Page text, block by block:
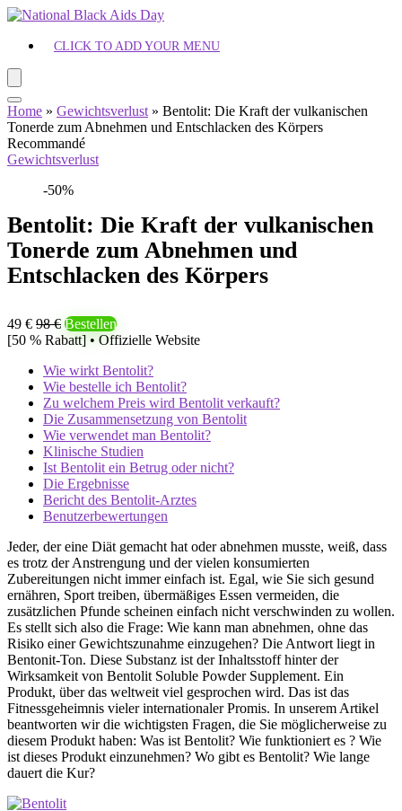
CLICK TO ADD YOUR MENU
Home » Gewichtsverlust » Bentolit: Die Kraft der vulkanischen
Tonerde zum Abnehmen und Entschlacken des Körpers
Recommandé
Gewichtsverlust
-50%
Bentolit: Die Kraft der vulkanischen
Tonerde zum Abnehmen und
Entschlacken des Körpers
49 € 98 € Bestellen
[50 % Rabatt] • Offizielle Website
Wie wirkt Bentolit?
Wie bestelle ich Bentolit?
Zu welchem ​​Preis wird Bentolit verkauft?
Die Zusammensetzung von Bentolit
Wie verwendet man Bentolit?
Klinische Studien
Ist Bentolit ein Betrug oder nicht?
Die Ergebnisse
Bericht des Bentolit-Arztes
Benutzerbewertungen
Jeder, der eine Diät gemacht hat oder abnehmen musste, weiß, dass
es trotz der Anstrengung und der vielen konsumierten
Zubereitungen nicht immer einfach ist. Egal, wie Sie sich gesund
ernähren, Sport treiben, übermäßiges Essen vermeiden, die
zusätzlichen Pfunde scheinen einfach nicht verschwinden zu wollen.
Es stellt sich also die Frage: Wie kann man abnehmen, ohne das
Risiko einer Gewichtszunahme einzugehen? Die Antwort liegt in
Bentonit-Ton. Diese Substanz ist der Inhaltsstoff hinter der
Wirksamkeit von Bentolit Soluble Powder Supplement. Ein
Produkt, über das weltweit viel gesprochen wird. Das ist das
Fitnessgeheimnis vieler internationaler Promis. In unserem Artikel
beantworten wir die wichtigsten Fragen, die Sie möglicherweise zu
diesem Produkt haben: Was ist Bentolit? Wie funktioniert es ? Wie
ist dieses Produkt einzunehmen? Wo gibt es Bentolit? Wie lange
dauert die Kur?